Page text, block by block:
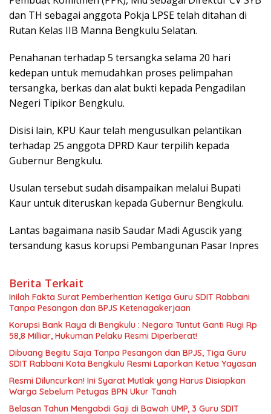
dan TH sebagai anggota Pokja LPSE telah ditahan di
Rutan Kelas IIB Manna Bengkulu Selatan.
Penahanan terhadap 5 tersangka selama 20 hari
kedepan untuk memudahkan proses pelimpahan
tersangka, berkas dan alat bukti kepada Pengadilan
Negeri Tipikor Bengkulu.
Disisi lain, KPU Kaur telah mengusulkan pelantikan
terhadap 25 anggota DPRD Kaur terpilih kepada
Gubernur Bengkulu.
Usulan tersebut sudah disampaikan melalui Bupati
Kaur untuk diteruskan kepada Gubernur Bengkulu.
Lantas bagaimana nasib Saudar Madi Aguscik yang
tersandung kasus korupsi Pembangunan Pasar Inpres
Berita Terkait
Inilah Fakta Surat Pemberhentian Ketiga Guru SDIT Rabbani
Tanpa Pesangon dan BPJS Ketenagakerjaan
Korupsi Bank Raya di Bengkulu : Negara Tuntut Ganti Rugi Rp
58,8 Milliar, Hukuman Pelaku Resmi Diperberat!
Dibuang Begitu Saja Tanpa Pesangon dan BPJS, Tiga Guru
SDIT Rabbani Kota Bengkulu Resmi Laporkan Ketua Yayasan
Resmi Diluncurkan! Ini Syarat Mutlak yang Harus Disiapkan
Warga Sebelum Petugas BPN Ukur Tanah
Belasan Tahun Mengabdi Gaji di Bawah UMP, 3 Guru SDIT